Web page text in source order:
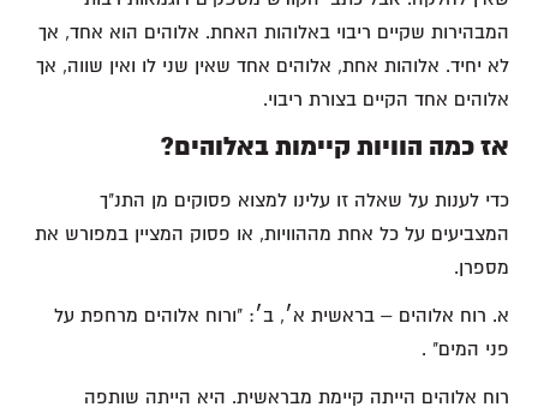
המבהירות שקיים ריבוי באלוהות האחת. אלוהים הוא אחד, אך
לא יחיד. אלוהות אחת, אלוהים אחד שאין שני לו ואין שווה, אך
אלוהים אחד הקיים בצורת ריבוי.
אז כמה הוויות קיימות באלוהים?
כדי לענות על שאלה זו עלינו למצוא פסוקים מן התנ"ך
המצביעים על כל אחת מההוויות, או פסוק המציין במפורש את
מספרן.
א. רוח אלוהים – בראשית א׳, ב׳: "ורוח אלוהים מרחפת על
פני המים" .
רוח אלוהים הייתה קיימת מבראשית. היא הייתה שותפה